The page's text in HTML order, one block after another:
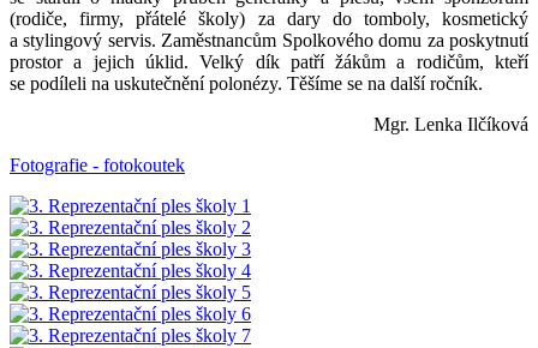
(rodiče, firmy, přátelé školy) za dary do tomboly, kosmetický
a stylingový servis. Zaměstnancům Spolkového domu za poskytnutí
prostor a jejich úklid. Velký dík patří žákům a rodičům, kteří
se podíleli na uskutečnění polonézy. Těšíme se na další ročník.
Mgr. Lenka Ilčíková
Fotografie - fotokoutek